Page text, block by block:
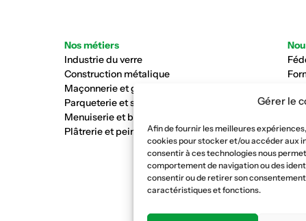
Gérer le
Afin de fournir les meilleures
cookies pour stocker et/ou accéder aux
consentir à ces technologies nous
comportement de navigation ou des
consentir ou de retirer son
caractéristiques et fonctions.
Nos métiers
Industrie du verre
Construction métalique
Maçonnerie et génie civil
Parqueterie et sols
Menuiserie et bois
Plâtrerie et peinture